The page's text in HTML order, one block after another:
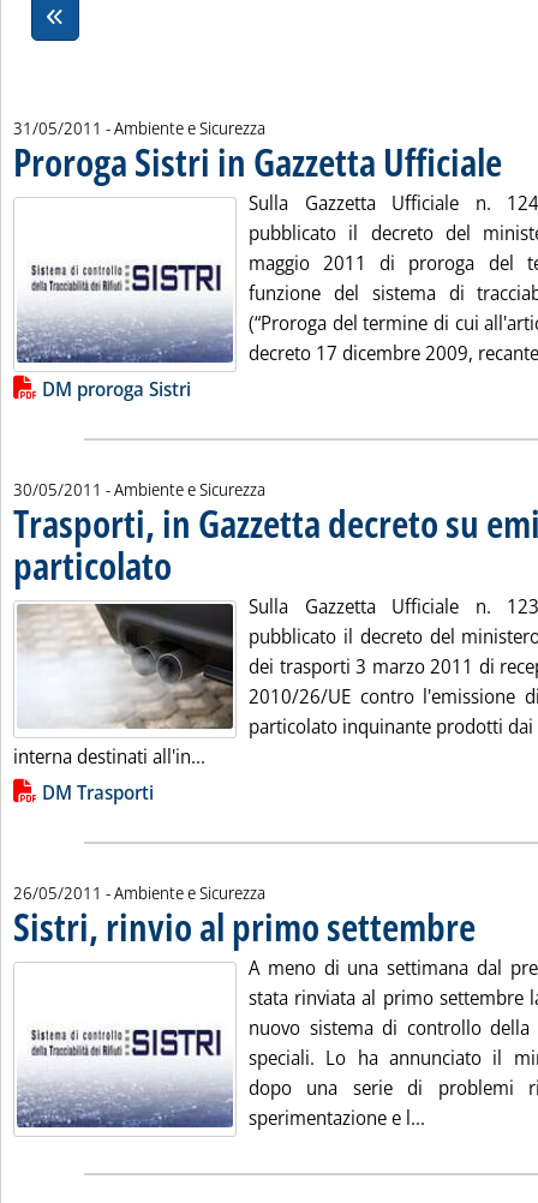
31/05/2011 - Ambiente e Sicurezza
Proroga Sistri in Gazzetta Ufficiale
Sulla Gazzetta Ufficiale n.
pubblicato il decreto del
maggio 2011 di proroga del
funzione del sistema di
(“Proroga del termine di cui
decreto 17 dicembre 2009,
Lista allegati PDF alla notizia
DM proroga Sistri
30/05/2011 - Ambiente e Sicurezza
Trasporti, in Gazzetta decreto su
particolato
Sulla Gazzetta Ufficiale n.
pubblicato il decreto del
dei trasporti 3 marzo 2011 di
2010/26/UE contro l'emissione
particolato inquinante prodotti
interna destinati all'in...
Lista allegati PDF alla notizia
DM Trasporti
26/05/2011 - Ambiente e Sicurezza
Sistri, rinvio al primo settembre
A meno di una settimana dal
stata rinviata al primo settembre
nuovo sistema di controllo
speciali. Lo ha annunciato il
dopo una serie di problemi
sperimentazione e l...